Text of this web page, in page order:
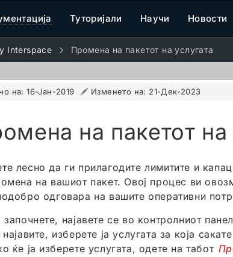
Туторијали Научи Новости
Interspace Промена на пакетот на услугата
на:16-Јан-2019 Изменето на: 21-Дек-2023
на пакетот на
лесно да ги прилагодите лимитите и
на вашиот пакет. Овој процес ви
одговара на вашите оперативни
започнете, најавете се во контролниот
изберете ја услугата за која
ќе ја изберете услугата, одете на табот